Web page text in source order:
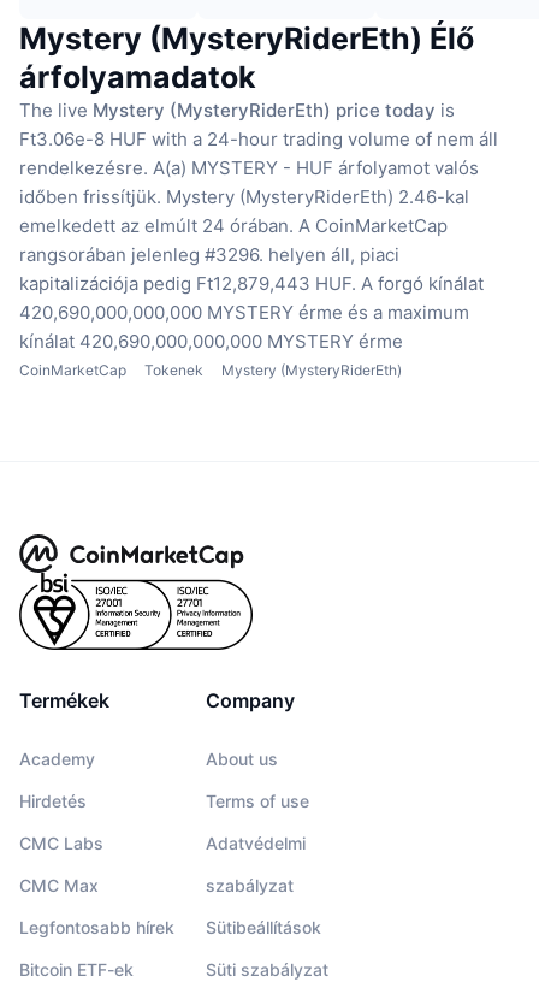
Mystery (MysteryRiderEth) Élő
árfolyamadatok
The live Mystery (MysteryRiderEth) price today is
Ft3.06e-8 HUF with a 24-hour trading volume of nem áll
rendelkezésre. A(a) MYSTERY - HUF árfolyamot valós
időben frissítjük. Mystery (MysteryRiderEth) 2.46-kal
emelkedett az elmúlt 24 órában. A CoinMarketCap
rangsorában jelenleg #3296. helyen áll, piaci
kapitalizációja pedig Ft12,879,443 HUF. A forgó kínálat
420,690,000,000,000 MYSTERY érme és a maximum
kínálat 420,690,000,000,000 MYSTERY érme
CoinMarketCap Tokenek Mystery (MysteryRiderEth)
Termékek
Academy
Hirdetés
CMC Labs
CMC Max
Legfontosabb hírek
Bitcoin ETF-ek
Company
About us
Terms of use
Adatvédelmi
szabályzat
Sütibeállítások
Süti szabályzat